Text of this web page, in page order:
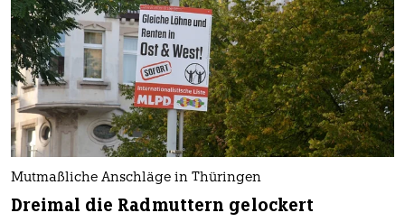
Mutmaßliche Anschläge in Thüringen
Dreimal die Radmuttern gelockert